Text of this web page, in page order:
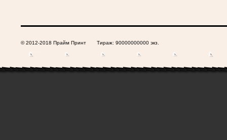
© 2012-2018 Прайм Принт Тираж: 90000000000 экз.